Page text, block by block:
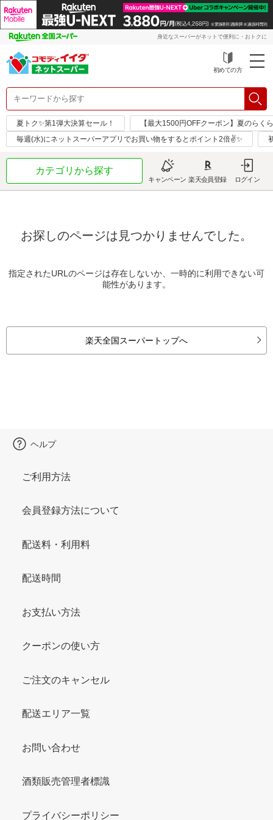
身近なスーパーがネットで便利に・おトクに
初めての方
夏トク✨第1弾大決算セール！
【最大1500円OFFクーポン】夏のらく
毎週(水)にネットスーパーアプリでお買い物をするとポイント2倍✌✨
カテゴリから探す
キャンペーン 楽天会員登録 ログイン
お探しのページは見つかりませんでした。
指定されたURLのページは存在しないか、一時的に利用できない可
能性があります。
楽天全国スーパートップへ
ヘルプ
ご利用方法
会員登録方法について
配送料・利用料
配送時間
お支払い方法
クーポンの使い方
ご注文のキャンセル
配送エリア一覧
お問い合わせ
酒類販売管理者標識
プライバシーポリシー